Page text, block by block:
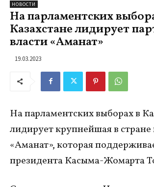
НОВОСТИ
На парламентских
Казахстане лидирует
власти «Аманат»
19.03.2023
На парламентских выборах в
лидирует крупнейшая в стране
«Аманат», которая
президента Касыма-Жомарта